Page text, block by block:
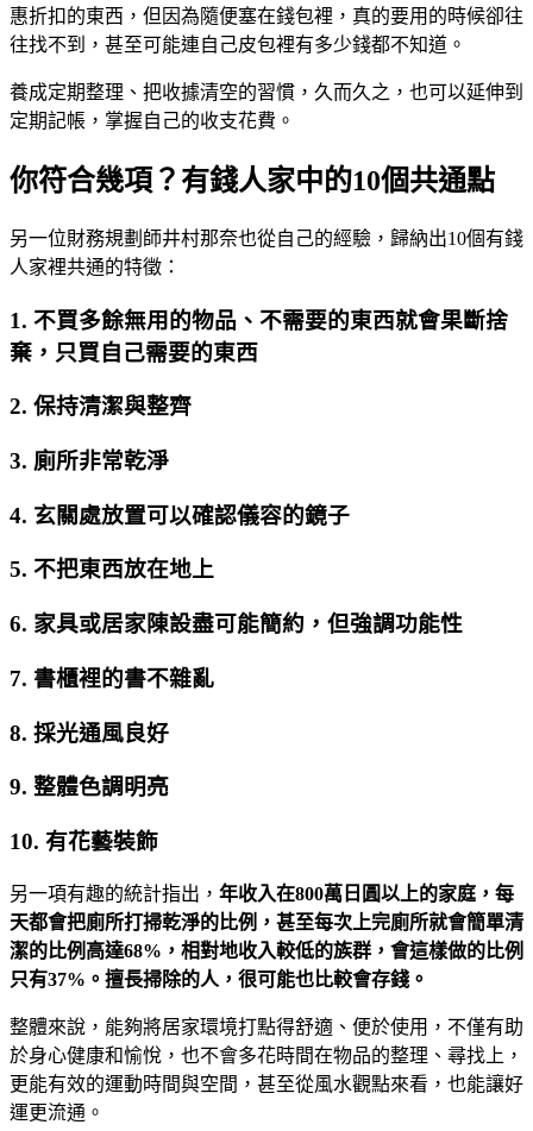
惠折扣的東西，但因為隨便塞在錢包裡，真的要用的時候卻往
往找不到，甚至可能連自己皮包裡有多少錢都不知道。
養成定期整理、把收據清空的習慣，久而久之，也可以延伸到
定期記帳，掌握自己的收支花費。
你符合幾項？有錢人家中的10個共通點
另一位財務規劃師井村那奈也從自己的經驗，歸納出10個有錢
人家裡共通的特徵：
1. 不買多餘無用的物品、不需要的東西就會果斷捨
棄，只買自己需要的東西
2. 保持清潔與整齊
3. 廁所非常乾淨
4. 玄關處放置可以確認儀容的鏡子
5. 不把東西放在地上
6. 家具或居家陳設盡可能簡約，但強調功能性
7. 書櫃裡的書不雜亂
8. 採光通風良好
9. 整體色調明亮
10. 有花藝裝飾
另一項有趣的統計指出， 年收入在800萬日圓以上的家庭，每
天都會把廁所打掃乾淨的比例，甚至每次上完廁所就會簡單清
潔的比例高達68%，相對地收入較低的族群，會這樣做的比例
只有37%。擅長掃除的人，很可能也比較會存錢。
整體來說，能夠將居家環境打點得舒適、便於使用，不僅有助
於身心健康和愉悅，也不會多花時間在物品的整理、尋找上，
更能有效的運動時間與空間，甚至從風水觀點來看，也能讓好
運更流通。